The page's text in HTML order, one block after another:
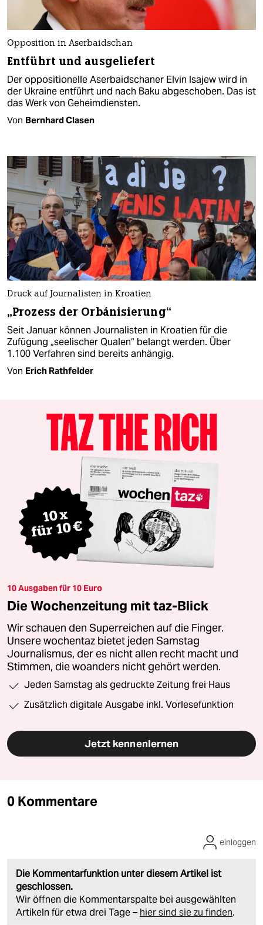
Opposition in Aserbaidschan
Entführt und ausgeliefert
Der oppositionelle Aserbaidschaner Elvin Isajew wird in
der Ukraine entführt und nach Baku abgeschoben. Das ist
das Werk von Geheimdiensten.
Von Bernhard Clasen
Druck auf Journalisten in Kroatien
„Prozess der Orbánisierung“
Seit Januar können Journalisten in Kroatien für die
Zufügung „seelischer Qualen“ belangt werden. Über
1.100 Verfahren sind bereits anhängig.
Von Erich Rathfelder
10 Ausgaben für 10 Euro
Die Wochenzeitung mit taz-Blick
Wir schauen den Superreichen auf die Finger.
Unsere wochentaz bietet jeden Samstag
Journalismus, der es nicht allen recht macht und
Stimmen, die woanders nicht gehört werden.
Jeden Samstag als gedruckte Zeitung frei Haus
Zusätzlich digitale Ausgabe inkl. Vorlesefunktion
Jetzt kennenlernen
0 Kommentare
Die Kommentarfunktion unter diesem Artikel ist
geschlossen.
Wir öffnen die Kommentarspalte bei ausgewählten
Artikeln für etwa drei Tage – hier sind sie zu finden.
einloggen